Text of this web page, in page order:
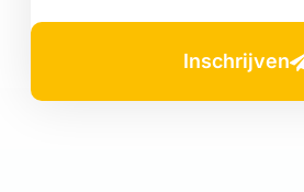
Inschrijven